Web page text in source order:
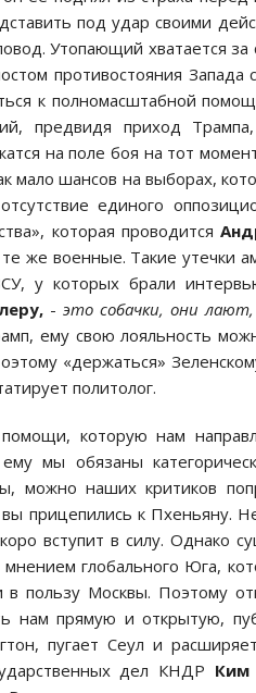
под удар своими
Утопающий хватается
противостояния
к полномасштабной
предвидя приход
на поле боя на тот
мало шансов на выборах,
единого
которая проводится
те же военные. Такие утечки
у которых брали
- это собачки, они
ему свою лояльность
«держаться»
политолог.
которую нам
ему мы обязаны
можно наших критиков
прицепились к Пхеньяну.
вступит в силу. Однако
глобального Юга,
в пользу Москвы. Поэтому
нам прямую и открытую,
пугает Сеул и
дел КНДР Ким